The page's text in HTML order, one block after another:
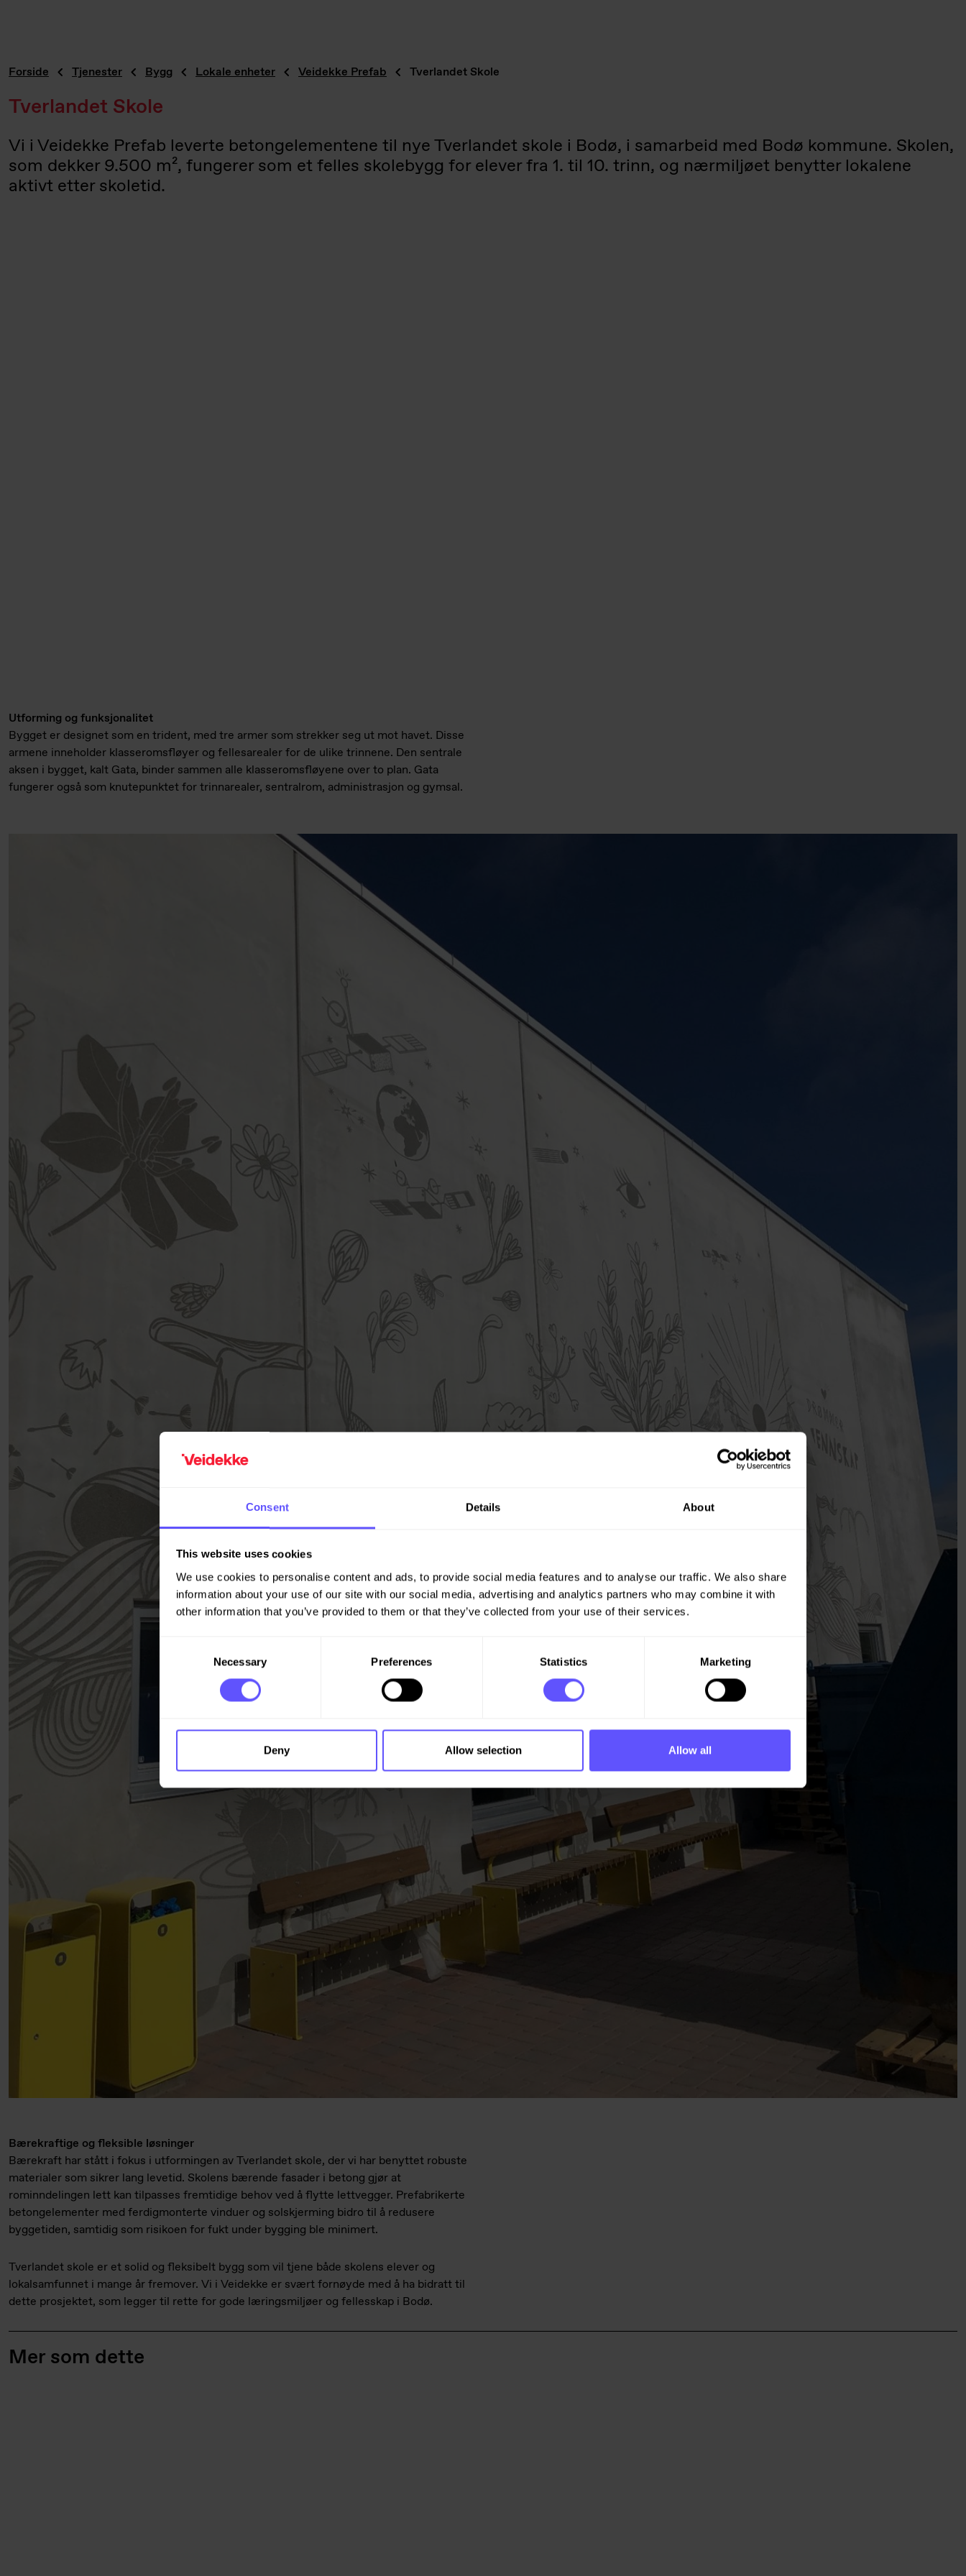
Consent Details About
This website uses cookies
We use cookies to personalise content and ads, to provide social media features and to analyse our traffic. We also share
information about your use of our site with our social media, advertising and analytics partners who may combine it with
other information that you’ve provided to them or that they’ve collected from your use of their services.
Necessary Preferences Statistics Marketing
Deny Allow selection Allow all
Forside Tjenester Bygg Lokale enheter Veidekke Prefab Tverlandet Skole
Tverlandet Skole
Vi i Veidekke Prefab leverte betongelementene til nye Tverlandet skole i Bodø, i samarbeid med Bodø kommune. Skolen,
som dekker 9.500 m², fungerer som et felles skolebygg for elever fra 1. til 10. trinn, og nærmiljøet benytter lokalene
aktivt etter skoletid.
Utforming og funksjonalitet
Bygget er designet som en trident, med tre armer som strekker seg ut mot havet. Disse
armene inneholder klasseromsfløyer og fellesarealer for de ulike trinnene. Den sentrale
aksen i bygget, kalt Gata, binder sammen alle klasseromsfløyene over to plan. Gata
fungerer også som knutepunktet for trinnarealer, sentralrom, administrasjon og gymsal.
Bærekraftige og fleksible løsninger
Bærekraft har stått i fokus i utformingen av Tverlandet skole, der vi har benyttet robuste
materialer som sikrer lang levetid. Skolens bærende fasader i betong gjør at
rominndelingen lett kan tilpasses fremtidige behov ved å flytte lettvegger. Prefabrikerte
betongelementer med ferdigmonterte vinduer og solskjerming bidro til å redusere
byggetiden, samtidig som risikoen for fukt under bygging ble minimert.
Tverlandet skole er et solid og fleksibelt bygg som vil tjene både skolens elever og
lokalsamfunnet i mange år fremover. Vi i Veidekke er svært fornøyde med å ha bidratt til
dette prosjektet, som legger til rette for gode læringsmiljøer og fellesskap i Bodø.
Mer som dette